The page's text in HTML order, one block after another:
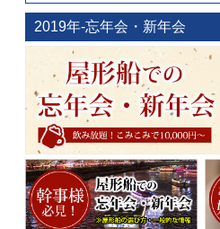
2019年-忘年会・新年会